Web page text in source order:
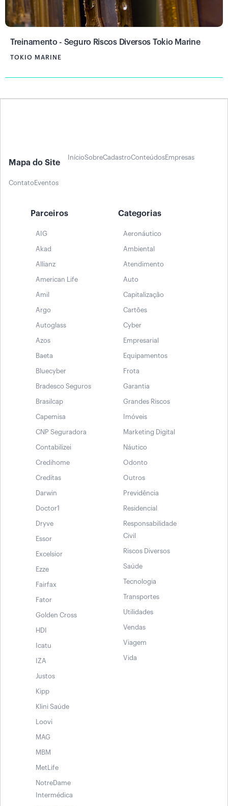
Treinamento - Seguro Riscos Diversos Tokio Marine
TOKIO MARINE
Mapa do Site
InícioSobreCadastroConteúdosEmpresas
ContatoEventos
Parceiros
AIG
Akad
Allianz
American Life
Amil
Argo
Autoglass
Azos
Baeta
Bluecyber
Bradesco Seguros
Brasilcap
Capemisa
CNP Seguradora
Contabilizei
Credihome
Creditas
Darwin
Doctor1
Dryve
Essor
Excelsior
Ezze
Fairfax
Fator
Golden Cross
HDI
Icatu
IZA
Justos
Kipp
Klini Saúde
Loovi
MAG
MBM
MetLife
NotreDame
Intermédica
Categorias
Aeronáutico
Ambiental
Atendimento
Auto
Capitalização
Cartões
Cyber
Empresarial
Equipamentos
Frota
Garantia
Grandes Riscos
Imóveis
Marketing Digital
Náutico
Odonto
Outros
Previdência
Residencial
Responsabilidade
Civil
Riscos Diversos
Saúde
Tecnologia
Transportes
Utilidades
Vendas
Viagem
Vida